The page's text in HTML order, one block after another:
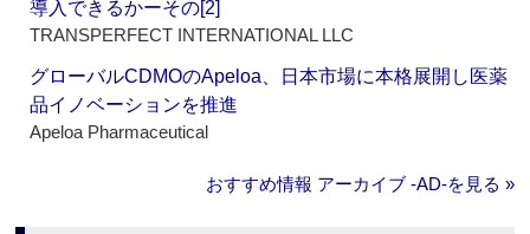
導入できるかーその[2]
TRANSPERFECT INTERNATIONAL LLC
グローバルCDMOのApeloa、日本市場に本格展開し医薬
品イノベーションを推進
Apeloa Pharmaceutical
おすすめ情報 アーカイブ ‐AD‐を見る »